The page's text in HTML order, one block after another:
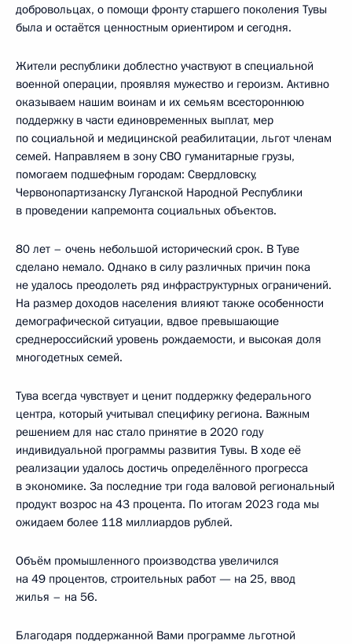
добровольцах, о помощи фронту старшего поколения Тувы
была и остаётся ценностным ориентиром и сегодня.
Жители республики доблестно участвуют в специальной
военной операции, проявляя мужество и героизм. Активно
оказываем нашим воинам и их семьям всестороннюю
поддержку в части единовременных выплат, мер
по социальной и медицинской реабилитации, льгот членам
семей. Направляем в зону СВО гуманитарные грузы,
помогаем подшефным городам: Свердловску,
Червонопартизанску Луганской Народной Республики
в проведении капремонта социальных объектов.
80 лет – очень небольшой исторический срок. В Туве
сделано немало. Однако в силу различных причин пока
не удалось преодолеть ряд инфраструктурных ограничений.
На размер доходов населения влияют также особенности
демографической ситуации, вдвое превышающие
среднероссийский уровень рождаемости, и высокая доля
многодетных семей.
Тува всегда чувствует и ценит поддержку федерального
центра, который учитывал специфику региона. Важным
решением для нас стало принятие в 2020 году
индивидуальной программы развития Тувы. В ходе её
реализации удалось достичь определённого прогресса
в экономике. За последние три года валовой региональный
продукт возрос на 43 процента. По итогам 2023 года мы
ожидаем более 118 миллиардов рублей.
Объём промышленного производства увеличился
на 49 процентов, строительных работ — на 25, ввод
жилья – на 56.
Благодаря поддержанной Вами программе льготной